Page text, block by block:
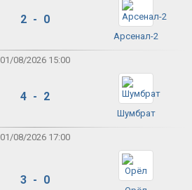
2 - 0
Арсенал-2
01/08/2026 15:00
4 - 2
Шумбрат
01/08/2026 17:00
3 - 0